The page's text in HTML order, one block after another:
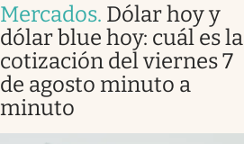
Mercados. Dólar hoy y
dólar blue hoy: cuál es la
cotización del viernes 7
de agosto minuto a
minuto